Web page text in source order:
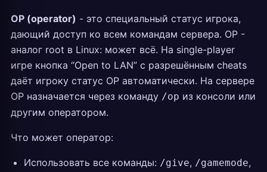
OP (operator) - это специальный статус игрока,
дающий доступ ко всем командам сервера. OP -
аналог root в Linux: может всё. На single-player
игре кнопка “Open to LAN” с разрешённым cheats
даёт игроку статус OP автоматически. На сервере
OP назначается через команду /op из консоли или
другим оператором.
Что может оператор:
Использовать все команды: /give, /gamemode,